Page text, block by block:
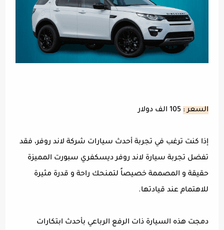
السعر : 105 الف دولار
إذا كنت ترغب في تجربة أحدث سيارات شركة لاند روفر، فقد
تفضل تجربة سيارة لاند روفر ديسكفري سبورت المميزة
حقيقة و المصممة خصيصاً لتمنحك راحة و قدرة مثيرة
للاهتمام عند قيادتها.
دمجت هذه السيارة ذات الرفع الرباعي بأحدث ابتكارات